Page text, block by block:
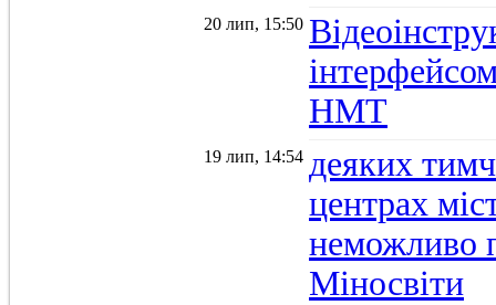
20 лип, 15:50
НМТ
19 лип, 14:54 деяких
центрах
неможливо
Міносвіти